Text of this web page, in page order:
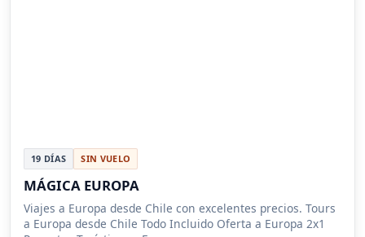
19 DÍAS SIN VUELO
MÁGICA EUROPA
Viajes a Europa desde Chile con excelentes precios. Tours
a Europa desde Chile Todo Incluido Oferta a Europa 2x1